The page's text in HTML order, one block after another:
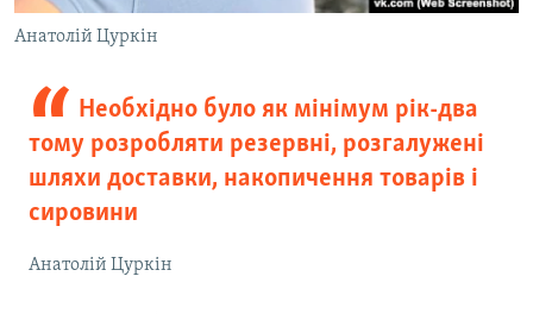
Анатолій Цуркін
Необхідно було як мінімум рік-два
тому розробляти резервні, розгалужені
шляхи доставки, накопичення товарів і
сировини
Анатолій Цуркін